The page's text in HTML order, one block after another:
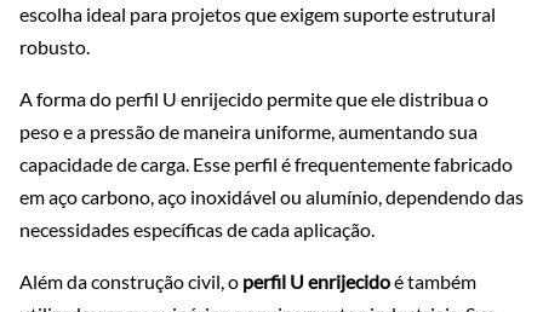
escolha ideal para projetos que exigem suporte estrutural
robusto.
A forma do perfil U enrijecido permite que ele distribua o
peso e a pressão de maneira uniforme, aumentando sua
capacidade de carga. Esse perfil é frequentemente fabricado
em aço carbono, aço inoxidável ou alumínio, dependendo das
necessidades específicas de cada aplicação.
Além da construção civil, o perfil U enrijecidoé também